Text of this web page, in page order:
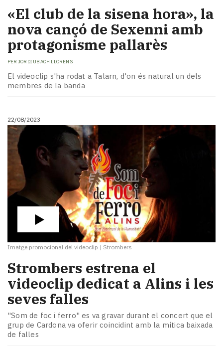
«El club de la sisena hora», la
nova cançó de Sexenni amb
protagonisme pallarès
PER JORDI UBACH LLORENS
El videoclip s'ha rodat a Talarn, d'on és natural un dels
membres de la banda
22/08/2023
Imatge promocional del videoclip | Strombers
Strombers estrena el
videoclip dedicat a Alins i les
seves falles
"Som de foc i ferro" es va gravar durant el concert que el
grup de Cardona va oferir coincidint amb la mítica baixada
de falles